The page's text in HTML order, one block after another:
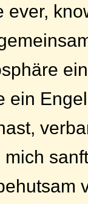
ever,
ein